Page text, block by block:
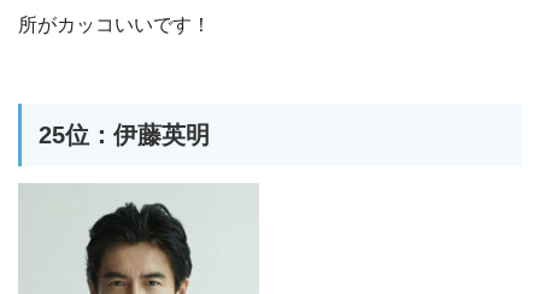
所がカッコいいです！
25位：伊藤英明